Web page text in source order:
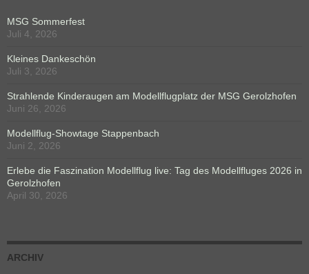
MSG Sommerfest
Juli 4, 2026
Kleines Dankeschön
Juli 3, 2026
Strahlende Kinderaugen am Modellflugplatz der MSG Gerolzhofen
Juni 26, 2026
Modellflug-Showtage Stappenbach
Juni 2, 2026
Erlebe die Faszination Modellflug live: Tag des Modellfluges 2026 in
Gerolzhofen
April 30, 2026
ARCHIV